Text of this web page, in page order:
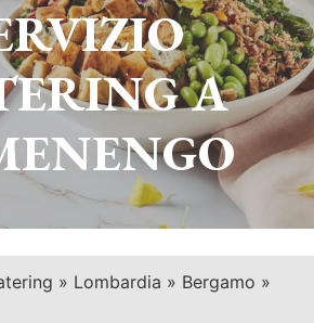
A
» Lombardia » Bergamo »